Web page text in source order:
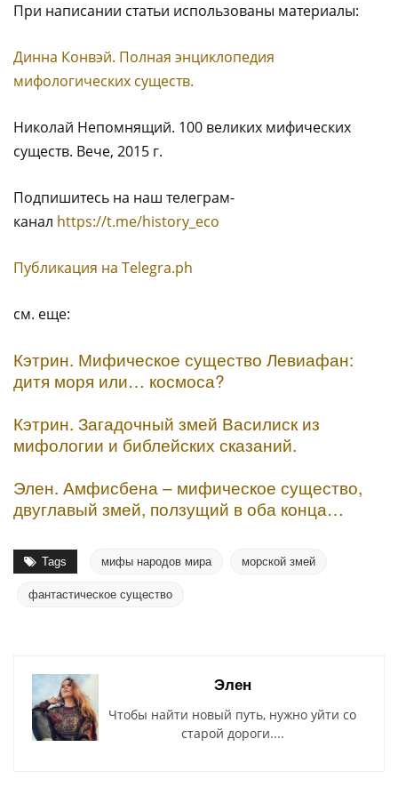
При написании статьи использованы материалы:
Динна Конвэй. Полная энциклопедия
мифологических существ.
Николай Непомнящий. 100 великих мифических
существ. Вече, 2015 г.
Подпишитесь на наш телеграм-
канал https://t.me/history_eco
Публикация на Тelegra.ph
см. еще:
Кэтрин. Мифическое существо Левиафан:
дитя моря или… космоса?
Кэтрин. Загадочный змей Василиск из
мифологии и библейских сказаний.
Элен. Амфисбена – мифическое существо,
двуглавый змей, ползущий в оба конца…
Tags мифы народов мира морской змей
фантастическое существо
Элен
Чтобы найти новый путь, нужно уйти со
старой дороги....